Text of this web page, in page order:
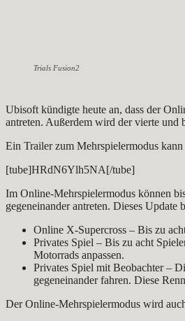
Trials Fusion2
Ubisoft kündigte heute an, dass der
antreten. Außerdem wird der vierte und
Ein Trailer zum Mehrspielermodus kann
[tube]HRdN6Ylh5NA[/tube]
Im Online-Mehrspielermodus können
gegeneinander antreten. Dieses
Online X-Supercross – Bis zu
Privates Spiel – Bis zu acht
Motorrads anpassen.
Privates Spiel mit Beobachter –
gegeneinander fahren. Diese
Der Online-Mehrspielermodus wird